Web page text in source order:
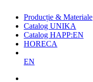
Producție & Materiale
Catalog UNIKA
Catalog HAPP:EN
HORECA
EN